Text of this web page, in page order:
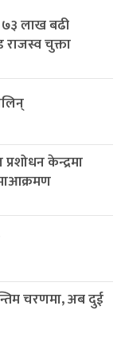
७३ लाख बढी
राजस्व चुक्ता
प्रशोधन केन्द्रमा
चरणमा, अब दुई